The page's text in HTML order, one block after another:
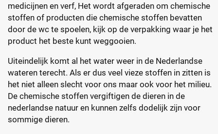
medicijnen en verf, Het wordt afgeraden om chemische
stoffen of producten die chemische stoffen bevatten
door de wc te spoelen, kijk op de verpakking waar je het
product het beste kunt weggooien.
Uiteindelijk komt al het water weer in de Nederlandse
wateren terecht. Als er dus veel vieze stoffen in zitten is
het niet alleen slecht voor ons maar ook voor het milieu.
De chemische stoffen vergiftigen de dieren in de
nederlandse natuur en kunnen zelfs dodelijk zijn voor
sommige dieren.